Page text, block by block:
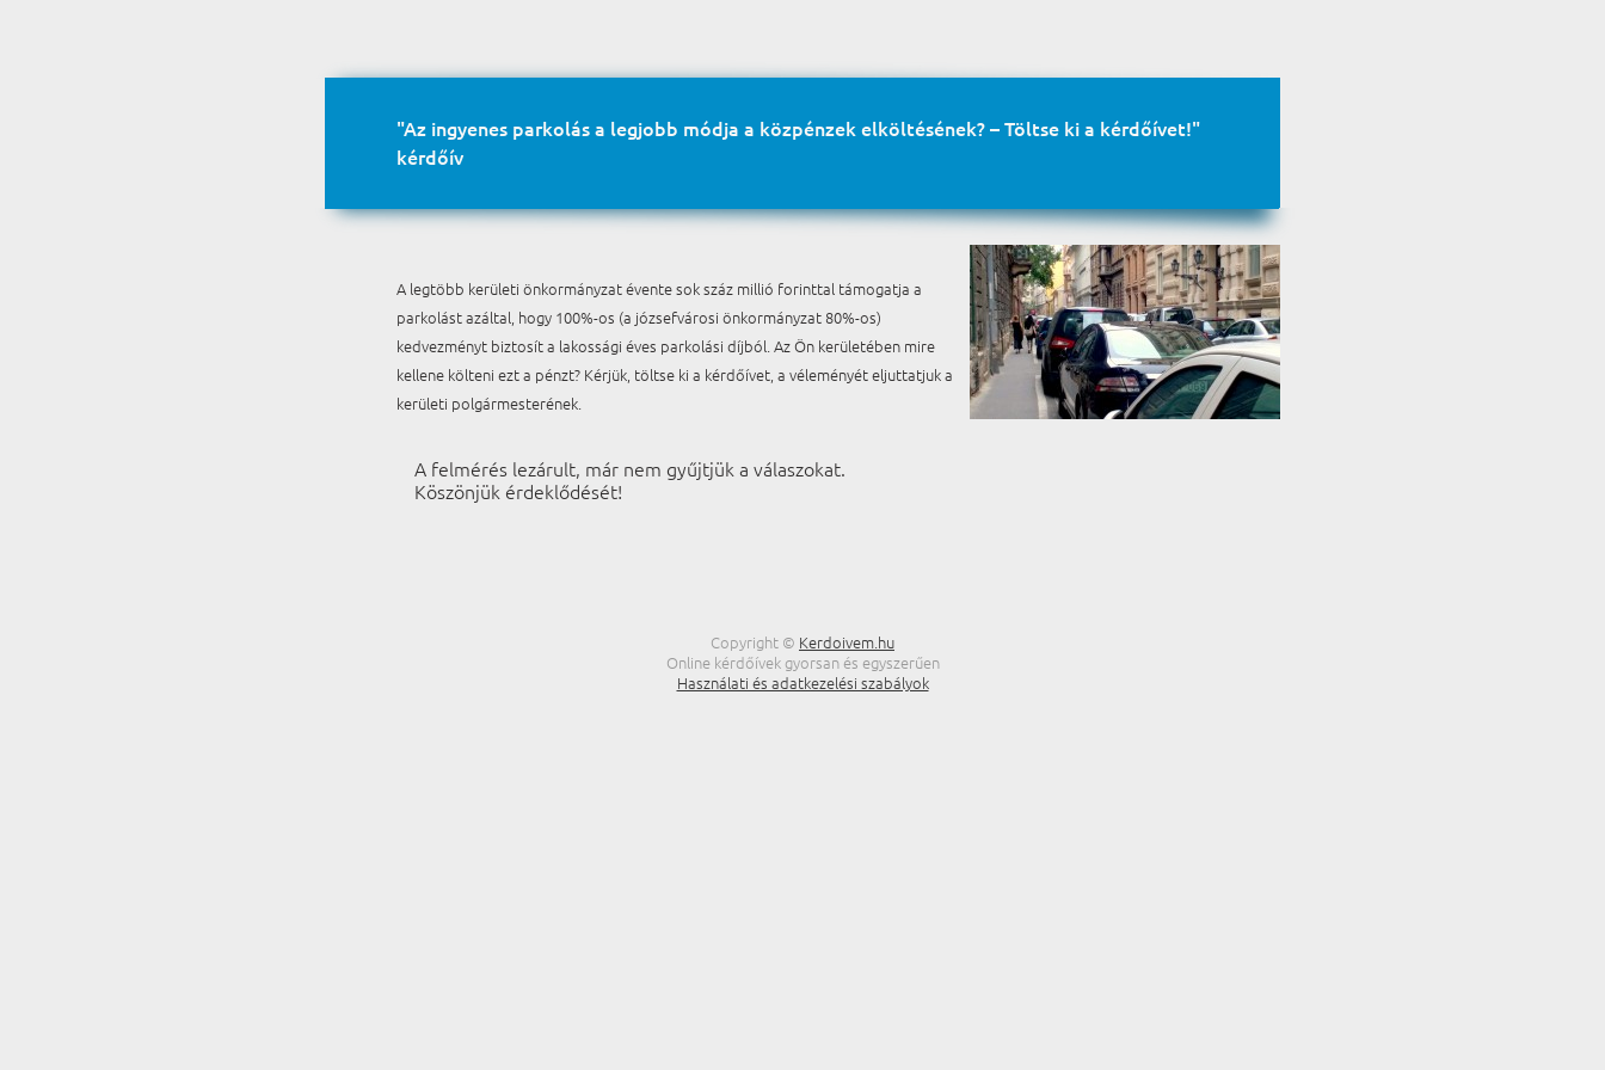
"Az ingyenes parkolás a legjobb módja a közpénzek elköltésének? – Töltse ki a kérdőívet!"
kérdőív
A legtöbb kerületi önkormányzat évente sok száz millió forinttal támogatja a
parkolást azáltal, hogy 100%-os (a józsefvárosi önkormányzat 80%-os)
kedvezményt biztosít a lakossági éves parkolási díjból. Az Ön kerületében mire
kellene költeni ezt a pénzt? Kérjük, töltse ki a kérdőívet, a véleményét eljuttatjuk a
kerületi polgármesterének.
A felmérés lezárult, már nem gyűjtjük a válaszokat.
Köszönjük érdeklődését!
Copyright © Kerdoivem.hu
Online kérdőívek gyorsan és egyszerűen
Használati és adatkezelési szabályok